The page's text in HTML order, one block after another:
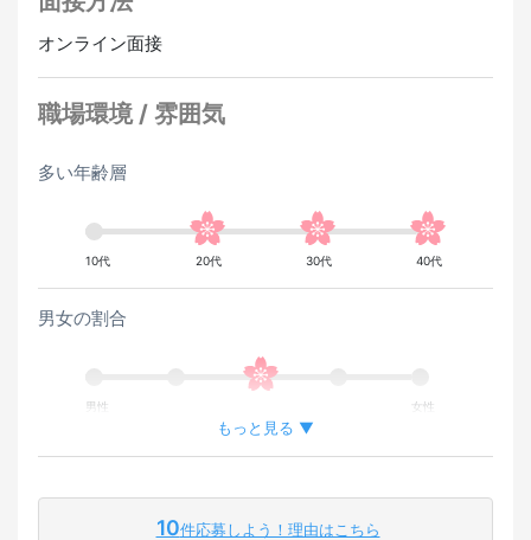
オンライン面接
職場環境 / 雰囲気
多い年齢層
10代 20代 30代 40代
男女の割合
男性 女性
外国人が働いている割合
もっと見る ▼
10件応募しよう！理由はこちら